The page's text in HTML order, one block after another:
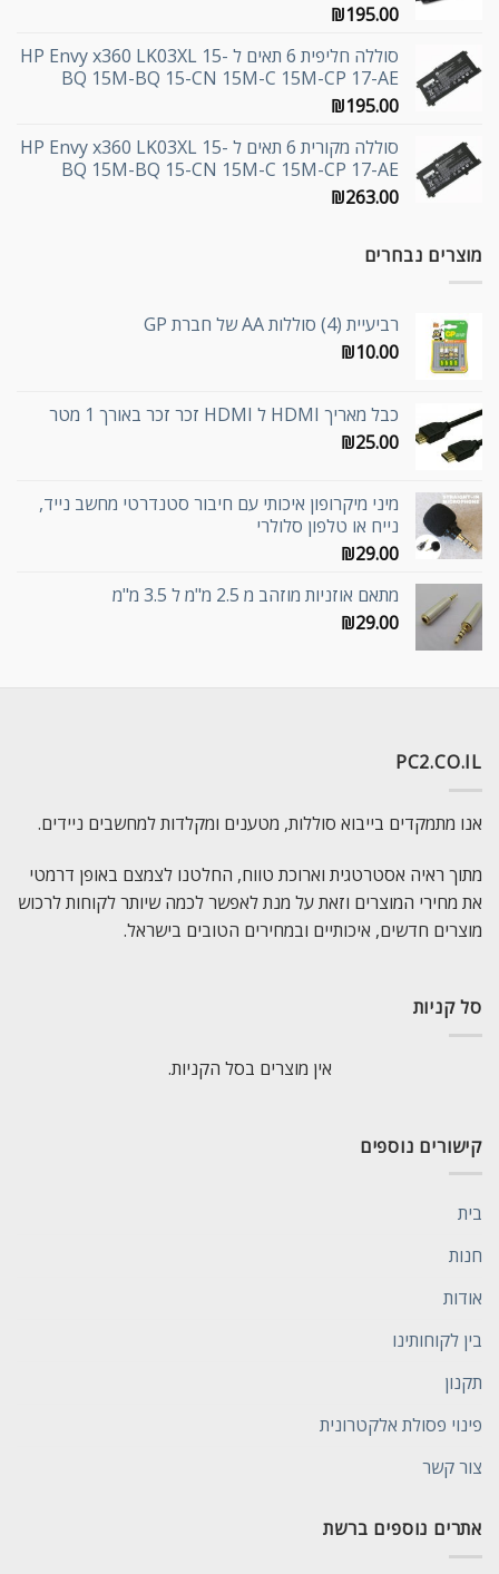
₪195.00
סוללה חליפית 6 תאים ל HP Envy x360 LK03XL 15-
BQ 15M-BQ 15-CN 15M-C 15M-CP 17-AE
₪195.00
סוללה מקורית 6 תאים ל HP Envy x360 LK03XL 15-
BQ 15M-BQ 15-CN 15M-C 15M-CP 17-AE
₪263.00
מוצרים נבחרים
רביעיית (4) סוללות AA של חברת GP
₪10.00
כבל מאריך HDMI ל HDMI זכר זכר באורך 1 מטר
₪25.00
מיני מיקרופון איכותי עם חיבור סטנדרטי מחשב נייד,
נייח או טלפון סלולרי
₪29.00
מתאם אוזניות מוזהב מ 2.5 מ"מ ל 3.5 מ"מ
₪29.00
PC2.CO.IL
אנו מתמקדים בייבוא סוללות, מטענים ומקלדות למחשבים ניידים.
מתוך ראיה אסטרטגית וארוכת טווח, החלטנו לצמצם באופן דרמטי
את מחירי המוצרים וזאת על מנת לאפשר לכמה שיותר לקוחות לרכוש
מוצרים חדשים, איכותיים ובמחירים הטובים בישראל.
סל קניות
אין מוצרים בסל הקניות.
קישורים נוספים
בית
חנות
אודות
בין לקוחותינו
תקנון
פינוי פסולת אלקטרונית
צור קשר
אתרים נוספים ברשת